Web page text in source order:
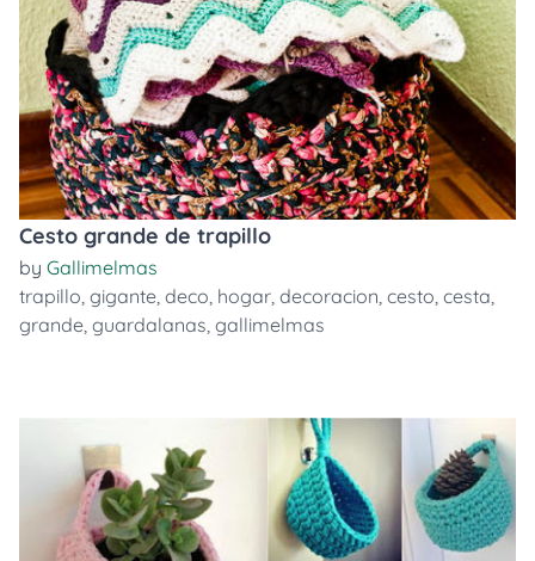
Cesto grande de trapillo
by Gallimelmas
trapillo, gigante, deco, hogar, decoracion, cesto, cesta,
grande, guardalanas, gallimelmas